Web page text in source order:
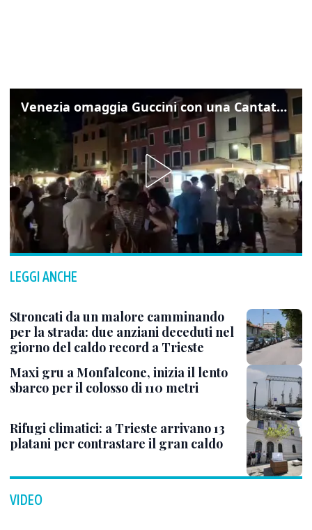
Venezia omaggia Guccini con una Cantata Anarchica in campo Santa Margherita
LEGGI ANCHE
Stroncati da un malore camminando
per la strada: due anziani deceduti nel
giorno del caldo record a Trieste
Maxi gru a Monfalcone, inizia il lento
sbarco per il colosso di 110 metri
Rifugi climatici: a Trieste arrivano 13
platani per contrastare il gran caldo
VIDEO